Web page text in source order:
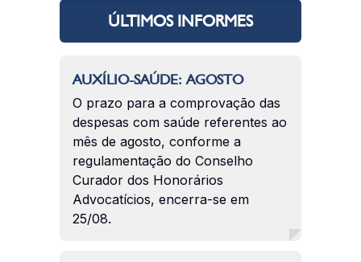
ÚLTIMOS INFORMES
AUXÍLIO-SAÚDE: AGOSTO
O prazo para a comprovação das
despesas com saúde referentes ao
mês de agosto, conforme a
regulamentação do Conselho
Curador dos Honorários
Advocatícios, encerra-se em
25/08.